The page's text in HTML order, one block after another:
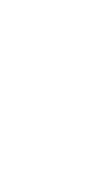
l’invio
di destinatari
persone
affittare,
utilizzare i
i Servizi
gestione di
di servizi o